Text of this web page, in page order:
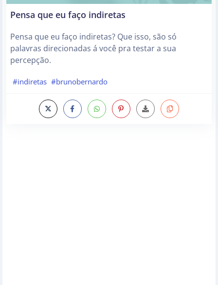
Pensa que eu faço indiretas
Pensa que eu faço indiretas? Que isso, são só
palavras direcionadas á você pra testar a sua
percepção.
#indiretas #brunobernardo